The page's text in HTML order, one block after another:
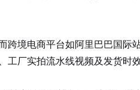
电商平台如阿里巴巴国际
厂实拍流水线视频及发货时